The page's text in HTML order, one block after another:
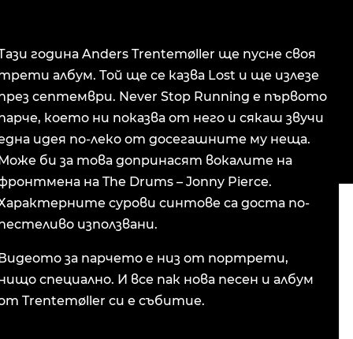
година Anders Trentemøller ще пусне своя
албум. Той ще се казва Lost и ще излезе
септември. Never Stop Running е първото
което ни показва от него и сякаш звучи
идея по-леко от досегашните му неща.
би за това допринасят вокалите на
на The Drums – Jonny Pierce.
сурови синтове са доста по-
използвани.
за парчето е низ от портрети,
специално. И все пак нова песен и албум
Trentemøller си е събитие.